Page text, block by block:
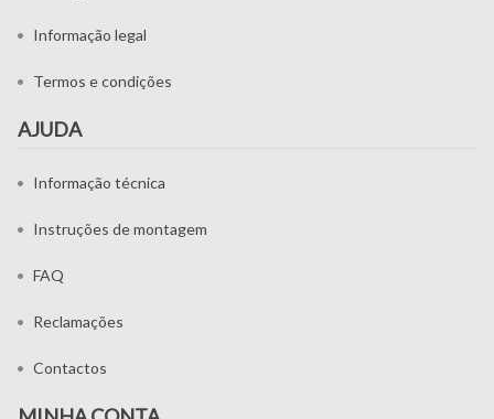
Informação legal
Termos e condições
AJUDA
Informação técnica
Instruções de montagem
FAQ
Reclamações
Contactos